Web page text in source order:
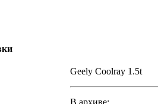
Geely Coolray 1.5t
В архиве: